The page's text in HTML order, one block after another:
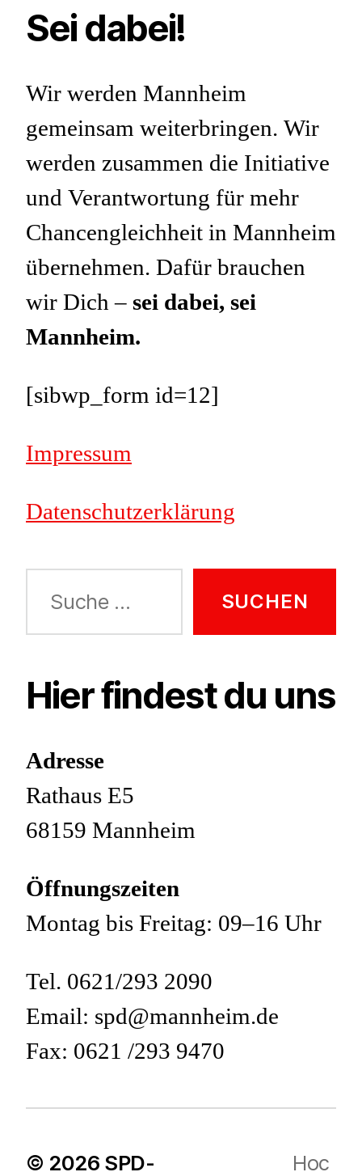
Sei dabei!
Wir werden Mannheim
gemeinsam weiterbringen. Wir
werden zusammen die Initiative
und Verantwortung für mehr
Chancengleichheit in Mannheim
übernehmen. Dafür brauchen
wir Dich –sei dabei, sei
Mannheim.
[sibwp_form id=12]
Impressum
Datenschutzerklärung
nach:
Hier findest du uns
Adresse
Rathaus E5
68159 Mannheim
Öffnungszeiten
Montag bis Freitag: 09–16 Uhr
Tel. 0621/293 2090
Email: spd@mannheim.de
Fax: 0621 /293 9470
© 2026 SPD- Hoc